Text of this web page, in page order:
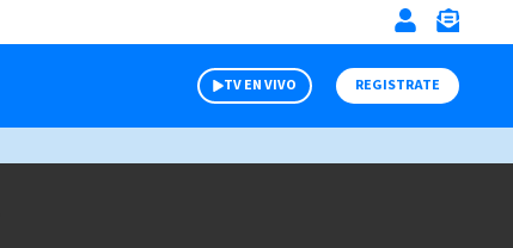
TV EN VIVO REGISTRATE